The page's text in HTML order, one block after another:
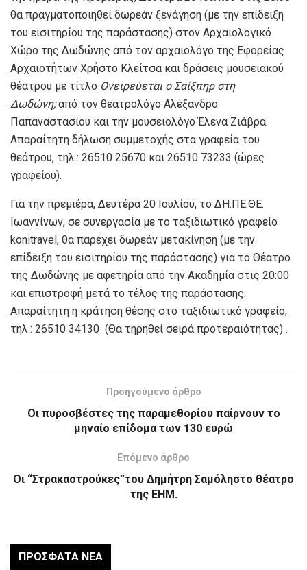
θα πραγματοποιηθεί δωρεάν ξενάγηση (με την επίδειξη
του εισιτηρίου της παράστασης) στον Αρχαιολογικό
Χώρο της Δωδώνης από τον αρχαιολόγο της Εφορείας
Αρχαιοτήτων Χρήστο Κλείτσα και δράσεις μουσειακού
θέατρου με τίτλο Ονειρεύεται ο Σαίξπηρ στη
Δωδώνη;από τον θεατρολόγο Αλέξανδρο
Παπαναστασίου και την μουσειολόγο Έλενα Ζιάβρα.
Απαραίτητη δήλωση συμμετοχής στα γραφεία του
θεάτρου, τηλ.: 26510 25670 και 26510 73233 (ώρες
γραφείου).
Για την πρεμιέρα, Δευτέρα 20 Ιουλίου, το ΔΗ.ΠΕ.ΘΕ.
Ιωαννίνων, σε συνεργασία με το ταξιδιωτικό γραφείο
konitravel, θα παρέχει δωρεάν μετακίνηση (με την
επίδειξη του εισιτηρίου της παράστασης) για το Θέατρο
της Δωδώνης με αφετηρία από την Ακαδημία στις 20:00
και επιστροφή μετά το τέλος της παράστασης.
Απαραίτητη η κράτηση θέσης στο ταξιδιωτικό γραφείο,
τηλ.: 26510 34130 (Θα τηρηθεί σειρά προτεραιότητας) .
Προηγούμενο άρθρο
Οι πυροσβέστες της παραμεθορίου παίρνουν το
μηναίο επίδομα των 130 ευρώ
Επόμενο άρθρο
Οι “Στρακαστρούκες”του Δημήτρη Σαμόληστο θέατρο
της ΕΗΜ.
ΠΡΌΣΦΑΤΑ ΝΈΑ